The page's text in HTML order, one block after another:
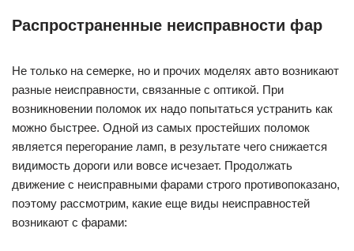
Распространенные неисправности фар
Не только на семерке, но и прочих моделях авто возникают
разные неисправности, связанные с оптикой. При
возникновении поломок их надо попытаться устранить как
можно быстрее. Одной из самых простейших поломок
является перегорание ламп, в результате чего снижается
видимость дороги или вовсе исчезает. Продолжать
движение с неисправными фарами строго противопоказано,
поэтому рассмотрим, какие еще виды неисправностей
возникают с фарами: